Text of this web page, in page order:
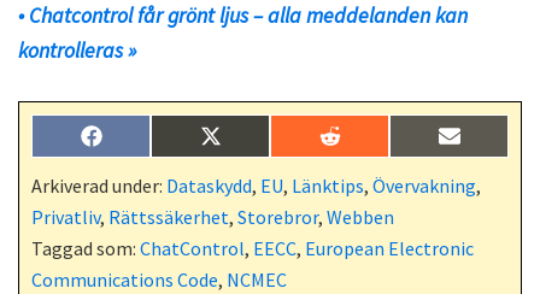
• Chatcontrol får grönt ljus – alla meddelanden kan
kontrolleras »
Dela
på
F
a
c
b
o
o
k
Dela
på
X
(
T
w
i
t
t
e
Dela
på
R
e
d
d
i
t
Dela
på
E
-
p
o
t
Arkiverad under: Dataskydd, EU, Länktips, Övervakning,
Privatliv, Rättssäkerhet, Storebror, Webben
Taggad som: ChatControl, EECC, European Electronic
Communications Code, NCMEC